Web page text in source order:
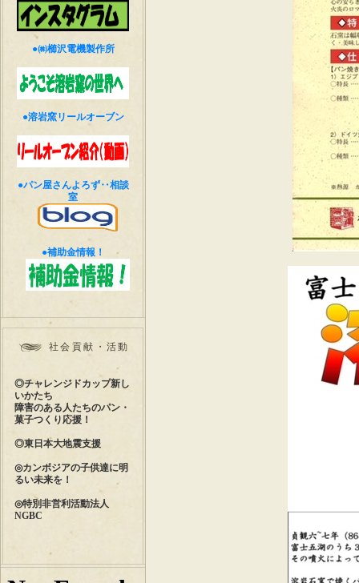
●㈱櫛沢電機製作所
●溶岩窯リールオーブン
●パン屋さんよろず‥相談
室
●補助金情報！
社会貢献・活動
◎チャレンジドカップ新し
いかたち
障害のある人たちのパン・
菓子つくり応援！
◎東日本大地震支援
◎カンボジアの子供達に明
るい未来を！
◎特別非営利活動法人
NGBC